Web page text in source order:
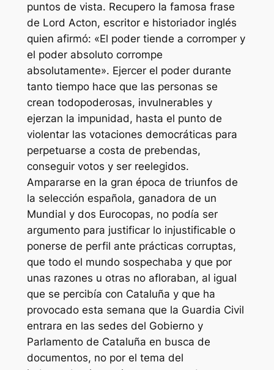
puntos de vista. Recupero la famosa frase
de Lord Acton, escritor e historiador inglés
quien afirmó: «El poder tiende a corromper y
el poder absoluto corrompe
absolutamente». Ejercer el poder durante
tanto tiempo hace que las personas se
crean todopoderosas, invulnerables y
ejerzan la impunidad, hasta el punto de
violentar las votaciones democráticas para
perpetuarse a costa de prebendas,
conseguir votos y ser reelegidos.
Ampararse en la gran época de triunfos de
la selección española, ganadora de un
Mundial y dos Eurocopas, no podía ser
argumento para justificar lo injustificable o
ponerse de perfil ante prácticas corruptas,
que todo el mundo sospechaba y que por
unas razones u otras no afloraban, al igual
que se percibía con Cataluña y que ha
provocado esta semana que la Guardia Civil
entrara en las sedes del Gobierno y
Parlamento de Cataluña en busca de
documentos, no por el tema del